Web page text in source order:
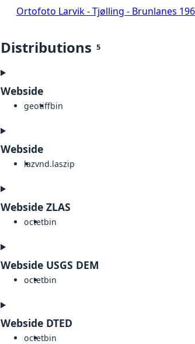
Ortofoto Larvik - Tjølling - Brunlanes
Distributions 5
Webside
geotiffbin
Webside
lazvnd.laszip
Webside ZLAS
octetbin
Webside USGS DEM
octetbin
Webside DTED
octetbin